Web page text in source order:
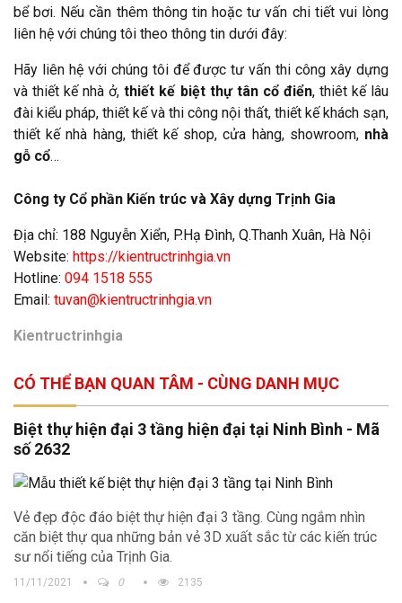
bể bơi. Nếu cần thêm thông tin hoặc tư vấn chi tiết vui lòng
liên hệ với chúng tôi theo thông tin dưới đây:
Hãy liên hệ với chúng tôi để được tư vấn thi công xây dựng
và thiết kế nhà ở,thiết kế biệt thự tân cổ điển, thiêt kế lâu
đài kiểu pháp, thiết kế và thi công nội thất, thiết kế khách sạn,
thiết kế nhà hàng, thiết kế shop, cửa hàng, showroom, nhà
gỗ cổ…
Công ty Cổ phần Kiến trúc và Xây dựng Trịnh Gia
Địa chỉ: 188 Nguyễn Xiển, P.Hạ Đình, Q.Thanh Xuân, Hà Nội
Website: https://kientructrinhgia.vn
Hotline: 094 1518 555
Email: tuvan@kientructrinhgia.vn
Kientructrinhgia
CÓ THỂ BẠN QUAN TÂM - CÙNG DANH MỤC
Biệt thự hiện đại 3 tầng hiện đại tại Ninh Bình - Mã
số 2632
Vẻ đẹp độc đáo biệt thự hiện đại 3 tầng. Cùng ngắm nhìn
căn biệt thự qua những bản vẻ 3D xuất sắc từ các kiến trúc
sư nổi tiếng của Trịnh Gia.
11/11/2021 0 2135